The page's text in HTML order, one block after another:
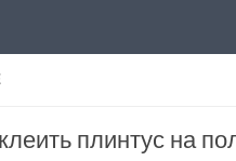
плинтус на